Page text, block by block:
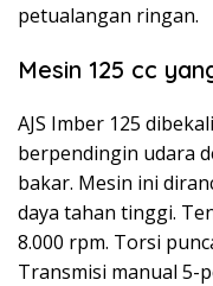
petualangan ringan.
Mesin 125 cc
AJS Imber 125
berpendingin udara
bakar. Mesin ini
daya tahan tinggi.
8.000 rpm. Torsi
Transmisi manual 5-